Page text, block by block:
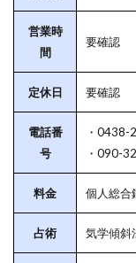
営業時
間
要確認
定休日 要確認
電話番
号
・0438-
・090-
料金 個人総
占術 気学傾